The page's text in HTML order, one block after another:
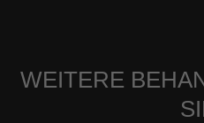
WEITERE